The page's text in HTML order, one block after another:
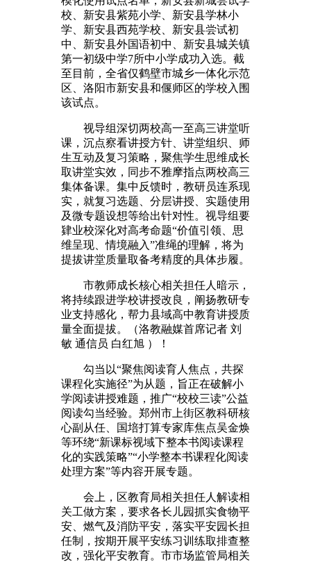
校、新安县紫苑小学、新安县学林小
学、新安县西苑学校、新安县尝试初
中、新安县外国语初中、新安县城关镇
第一初级中学7所中小学成功入选。截
至目前，全省仅鹤壁市城乡一体化示范
区、洛阳市新安县和偃师区的学校入围
该试点。
视导组深切两校高一至高三讲堂听
课，沉点察看讲授方针、讲堂组织、师
生互动及复习策略，聚焦学生思维成长
取讲堂实效，同步不雅摩指点两校高三
集体备课。集中反馈时，教研员连系现
实，就复习选题、分层讲授、实题使用
及微专题设想等给出针对性。视导组要
肄业校深化对高考命题“价值引领、思
维呈现、情境融入”准绳的理解，将为
提拔讲堂质量取备考精度的具体步履。
市教师成长核心相关担任人暗示，
将持续跟进学校讲授改良，阐扬教研专
业支持感化，帮力县域高中教育讲授质
量全面提拔。（洛教融媒首席记者 刘
敏 通信员 白红旭 ）！
勾当以“聚焦阅读育人焦点，共探
课程化实施径”为从题，旨正在破解小
学阅读讲授难题，推广“校校三读”公益
阅读勾当经验。郑州市上街区教科研核
心副从任、国培打算专家库焦点吴金焕
等环绕“新课标视域下整本书阅读课程
化的实践策略”“小学整本书课程化阅读
处理方案”等内容开展专题。
会上，区教育局相关担任人解读相
关工做方案，要求各长儿园抓实食物平
安、燃气及消防平安，落实平安园长担
任制，按期开展平安练习训练取排查整
改，强化平安教育。市市场监管局相关